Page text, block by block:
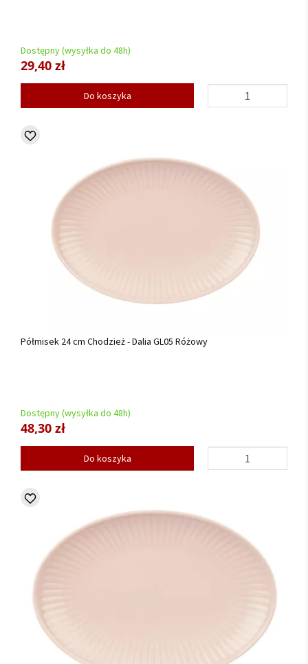
Dostępny (wysyłka do 48h)
29,40 zł
Do koszyka
Półmisek 24 cm Chodzież - Dalia GL05 Różowy
Dostępny (wysyłka do 48h)
48,30 zł
Do koszyka